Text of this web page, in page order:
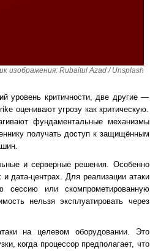
изображения: Rubaitul Azad / Unsplash
уровень критичности, две другие —
оценивают угрозу как критическую.
фундаментальные механизмы
получать доступ к защищённым
и серверные решения. Особенно
дата-центрах. Для реализации атаки
или скомпрометированную
нельзя эксплуатировать через
на целевом оборудовании. Это
когда процессор предполагает, что